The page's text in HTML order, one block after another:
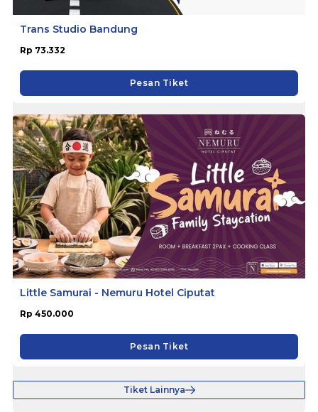
Trans Studio Bandung
Rp 73.332
Pesan Tiket
Little Samurai - Nemuru Hotel Ciputat
Rp 450.000
Pesan Tiket
Tiket Lainnya